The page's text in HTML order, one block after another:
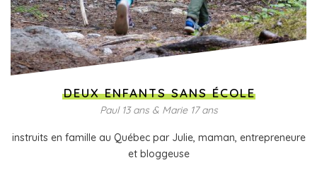
DEUX ENFANTS SANS ÉCOLE
Paul 13 ans & Marie 17 ans
instruits en famille au Québec par Julie, maman, entrepreneure
et bloggeuse